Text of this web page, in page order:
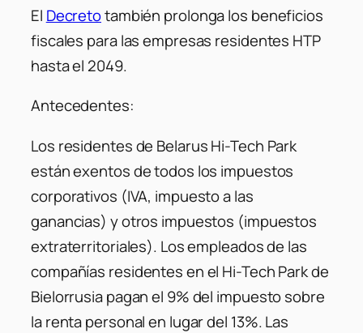
El Decretotambién prolonga los beneficios
fiscales para las empresas residentes HTP
hasta el 2049.
Antecedentes:
Los residentes de Belarus Hi-Tech Park
están exentos de todos los impuestos
corporativos (IVA, impuesto a las
ganancias) y otros impuestos (impuestos
extraterritoriales). Los empleados de las
compañías residentes en el Hi-Tech Park de
Bielorrusia pagan el 9% del impuesto sobre
la renta personal en lugar del 13%. Las